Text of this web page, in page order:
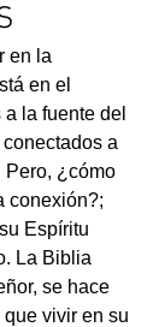
en la
en el
la fuente del
a
Pero, ¿cómo
conexión?;
Espíritu
La Biblia
se hace
vivir en su